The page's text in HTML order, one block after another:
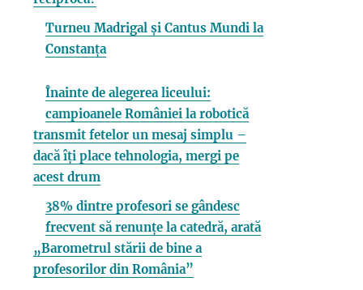
Turneu Madrigal și Cantus Mundi la
Constanța
Înainte de alegerea liceului:
campioanele României la robotică
transmit fetelor un mesaj simplu –
dacă îți place tehnologia, mergi pe
acest drum
38% dintre profesori se gândesc
frecvent să renunțe la catedră, arată
„Barometrul stării de bine a
profesorilor din România”